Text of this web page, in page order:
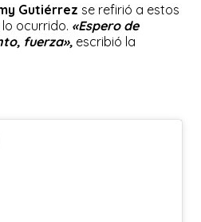
Gutiérrez se refirió a estos
ocurrido. «Espero de
fuerza», escribió la